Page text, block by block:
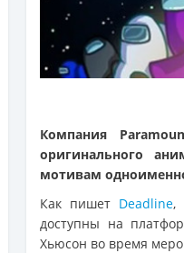
Компания
оригинального
мотивам
Как пишет Deadline,
доступны на
Хьюсон во время